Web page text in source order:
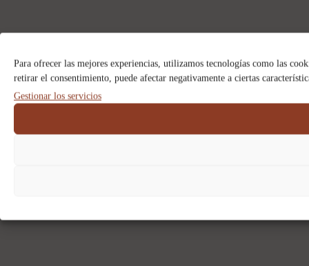
Para ofrecer las mejores experiencias, utilizamos tecnologías como las
retirar el consentimiento, puede afectar negativamente a ciertas
Gestionar los servicios